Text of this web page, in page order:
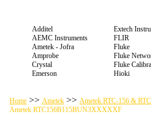
Additel
AEMC Instruments
Ametek - Jofra
Amprobe
Crystal
Emerson
Extech
FLIR
Fluke
Fluke
Fluke
Hioki
Home >> Ametek >> Ametek RTC-156 &
Ametek RTC156B115BUN3XXXXXF